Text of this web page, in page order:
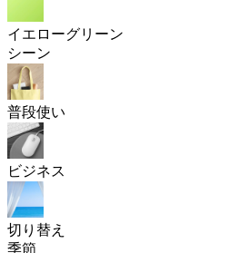
イエローグリーン
シーン
普段使い
ビジネス
切り替え
季節